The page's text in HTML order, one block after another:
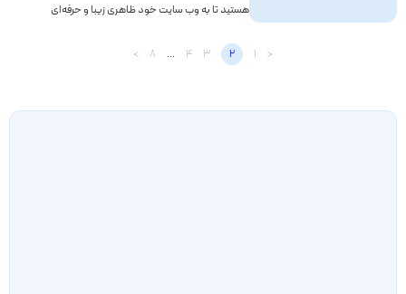
هستید تا به وب سایت خود ظاهری زیبا و حرفه‌ای
که می‌توانید از آن‌ها استفاده کنید تا در کمترین زمان
ممکن، یک سایت حرفه‌ای را توسعه دهید. قالب‌های
<
1
2
3
4
…
8
>